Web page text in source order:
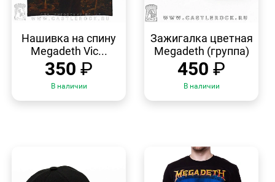
ПРОСМОТР
Нашивка на спину
Megadeth Vic...
350 ₽
В наличии
ПРОСМОТР
Зажигалка цветная
Megadeth (группа)
450 ₽
В наличии